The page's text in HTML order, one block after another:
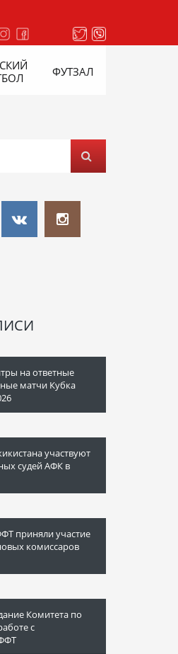
ФУТЗАЛ
на ответные
матчи Кубка
участвуют
судей АФК в
приняли участие
комиссаров
Комитета по
с